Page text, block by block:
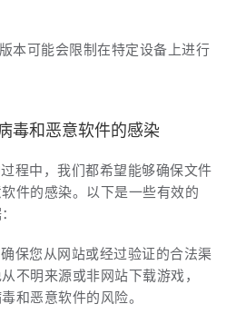
本可能会限制在特定设备上进行
毒和恶意软件的感染
程中，我们都希望能够确保文件
件的感染。以下是一些有效的
保您从网站或经过验证的合法渠
不明来源或非网站下载游戏，
和恶意软件的风险。